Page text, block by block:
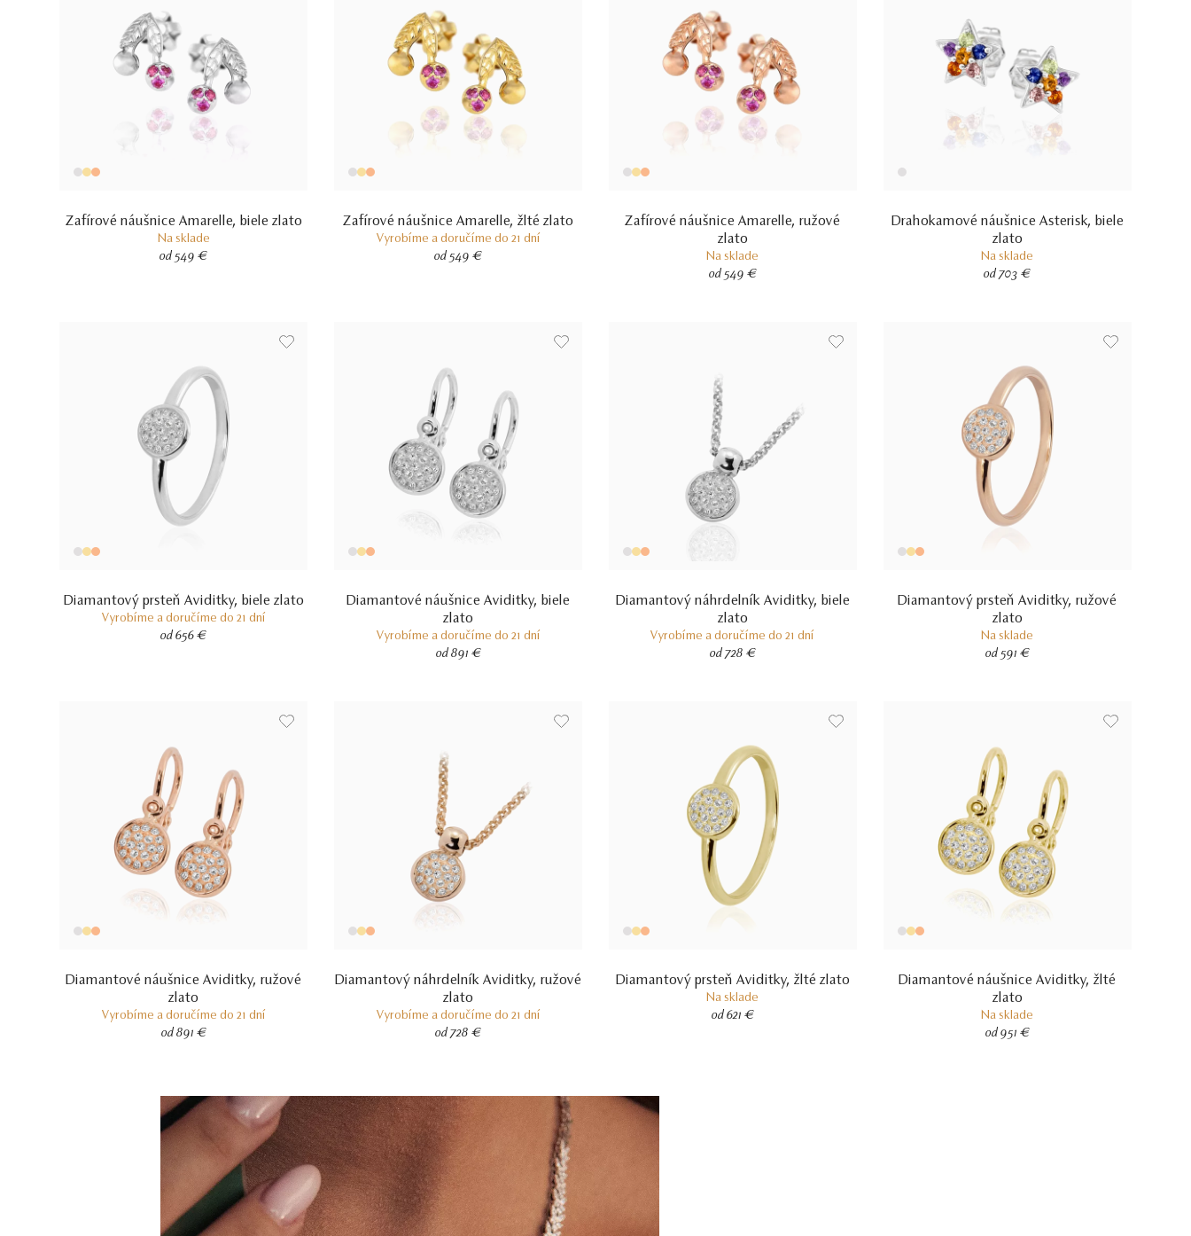
Zafírové náušnice Amarelle, biele zlato
Na sklade
od 549 €
Zafírové náušnice Amarelle, žlté zlato
Vyrobíme a doručíme do 21 dní
od 549 €
Zafírové náušnice Amarelle, ružové
zlato
Na sklade
od 549 €
Drahokamové náušnice Asterisk, biele
zlato
Na sklade
od 703 €
Diamantový prsteň Aviditky, biele zlato
Vyrobíme a doručíme do 21 dní
od 656 €
Diamantové náušnice Aviditky, biele
zlato
Vyrobíme a doručíme do 21 dní
od 891 €
Diamantový náhrdelník Aviditky, biele
zlato
Vyrobíme a doručíme do 21 dní
od 728 €
Diamantový prsteň Aviditky, ružové
zlato
Na sklade
od 591 €
Diamantové náušnice Aviditky, ružové
zlato
Vyrobíme a doručíme do 21 dní
od 891 €
Diamantový náhrdelník Aviditky, ružové
zlato
Vyrobíme a doručíme do 21 dní
od 728 €
Diamantový prsteň Aviditky, žlté zlato
Na sklade
od 621 €
Diamantové náušnice Aviditky, žlté
zlato
Na sklade
od 951 €